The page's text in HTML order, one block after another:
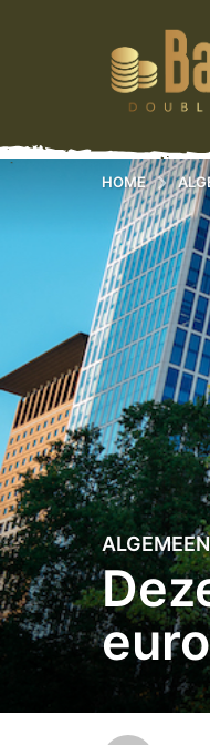
HOME
2
2
-
1
1
ALGEMEEN